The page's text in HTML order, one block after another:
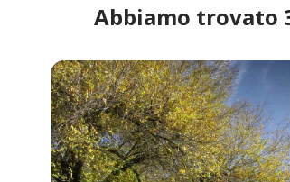
Abbiamo trovato